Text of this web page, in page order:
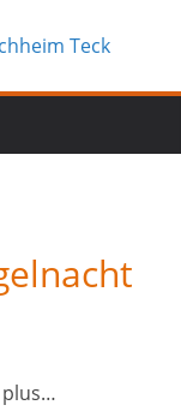
plus…